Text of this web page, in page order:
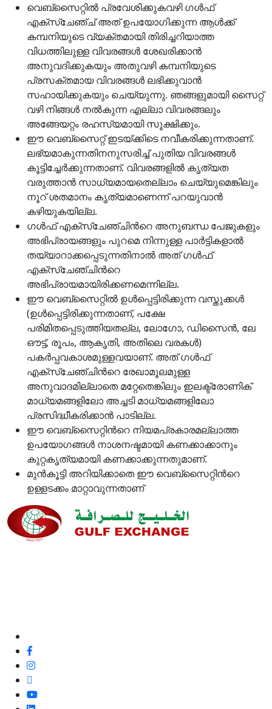
വെബ്സൈറ്റില്‍ പ്രവേശിക്കുകവഴി ഗള്‍ഫ്
എക്സ്ചേഞ്ച് അത് ഉപയോഗിക്കുന്ന ആള്‍ക്ക്
കമ്പനിയുടെ വ്യക്തമായി തിരിച്ചറിയാത്ത
വിധത്തിലുള്ള വിവരങ്ങള്‍ ശേഖരിക്കാന്‍
അനുവദിക്കുകയും അതുവഴി കമ്പനിയുടെ
പ്രസക്തമായ വിവരങ്ങള്‍ ലഭിക്കുവാന്‍
സഹായിക്കുകയും ചെയ്യുന്നു. ഞങ്ങളുമായി സൈറ്റ്
വഴി നിങ്ങള്‍ നല്‍കുന്ന എല്ലാ വിവരങ്ങലും
അങ്ങേയറ്റം രഹസ്യമായി സൂക്ഷിക്കും.
ഈ വെബ്സൈറ്റ് ഇടയ്ക്കിടെ നവീകരിക്കുന്നതാണ്.
ലഭ്യമാകുന്നതിനനുസരിച്ച് പുതിയ വിവരങ്ങള്‍
കൂട്ടിച്ചേര്‍ക്കുന്നതാണ്. വിവരങ്ങളില്‍ കൃത്യത
വരുത്താന്‍ സാധ്യമായതെല്ലാം ചെയ്യുമെങ്കിലും
നൂറ് ശതമാനം കൃത്യമാണെന്ന് പറയുവാന്‍
കഴിയുകയില്ല.
ഗള്‍ഫ് എക്സ്ചേഞ്ചിന്‍റെ അനുബന്ധ പേജുകളും
അഭിപ്രായങ്ങളും പുറമെ നിന്നുള്ള പാര്‍ട്ടികളാല്‍
തയ്യാറാക്കപ്പെടുന്നതിനാല്‍ അത് ഗള്‍ഫ്
എക്സ്ചേഞ്ചിന്‍റെ
അഭിപ്രായമായിരിക്കണമെന്നില്ല.
ഈ വെബ്സൈറ്റില്‍ ഉള്‍പ്പെട്ടിരിക്കുന്ന വസ്തുക്കള്‍
(ഉള്‍പ്പെട്ടിരിക്കുന്നതാണ്, പക്ഷേ
പരിമിതപ്പെടുത്തിയതല്ല, ലോഗോ, ഡിസൈന്‍, ലേ
ഔട്ട്, രൂപം, ആകൃതി, അതിലെ വരകള്‍)
പകര്‍പ്പവകാശമുള്ളവയാണ്. അത് ഗള്‍ഫ്
എക്സ്ചേഞ്ചിന്‍റെ രേഖാമൂലമുള്ള
അനുവാദമില്ലാതെ മറ്റേതെങ്കിലും ഇലക്ട്രോണിക്
മാധ്യമങ്ങളിലോ അച്ചടി മാധ്യമങ്ങളിലോ
പ്രസിദ്ധീകരിക്കാന്‍ പാടില്ല.
ഈ വെബ്സൈറ്റിന്‍റെ നിയമപ്രകാരമല്ലാത്ത
ഉപയോഗങ്ങള്‍ നാശനഷ്ടമായി കണക്കാക്കാനും
കുറ്റകൃത്യമായി കണക്കാക്കുന്നതുമാണ്.
മുന്‍കൂട്ടി അറിയിക്കാതെ ഈ വെബ്സൈറ്റിന്‍റെ
ഉള്ളടക്കം മാറ്റാവുന്നതാണ്